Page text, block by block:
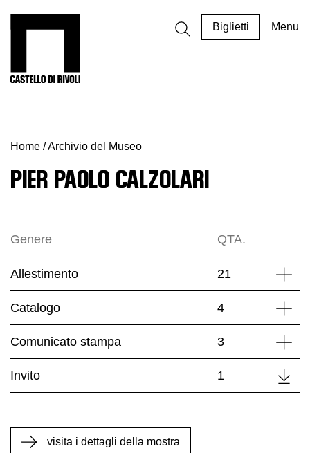
Biglietti Menu
Eventi
Archivi
del
Digitale
EN
Educazione
News
Formazione
Home /Archivio del Museo
PIER PAOLO CALZOLARI
Genere QTA.
Allestimento 21
Catalogo 4
Comunicato stampa 3
Invito 1
visita i dettagli della mostra